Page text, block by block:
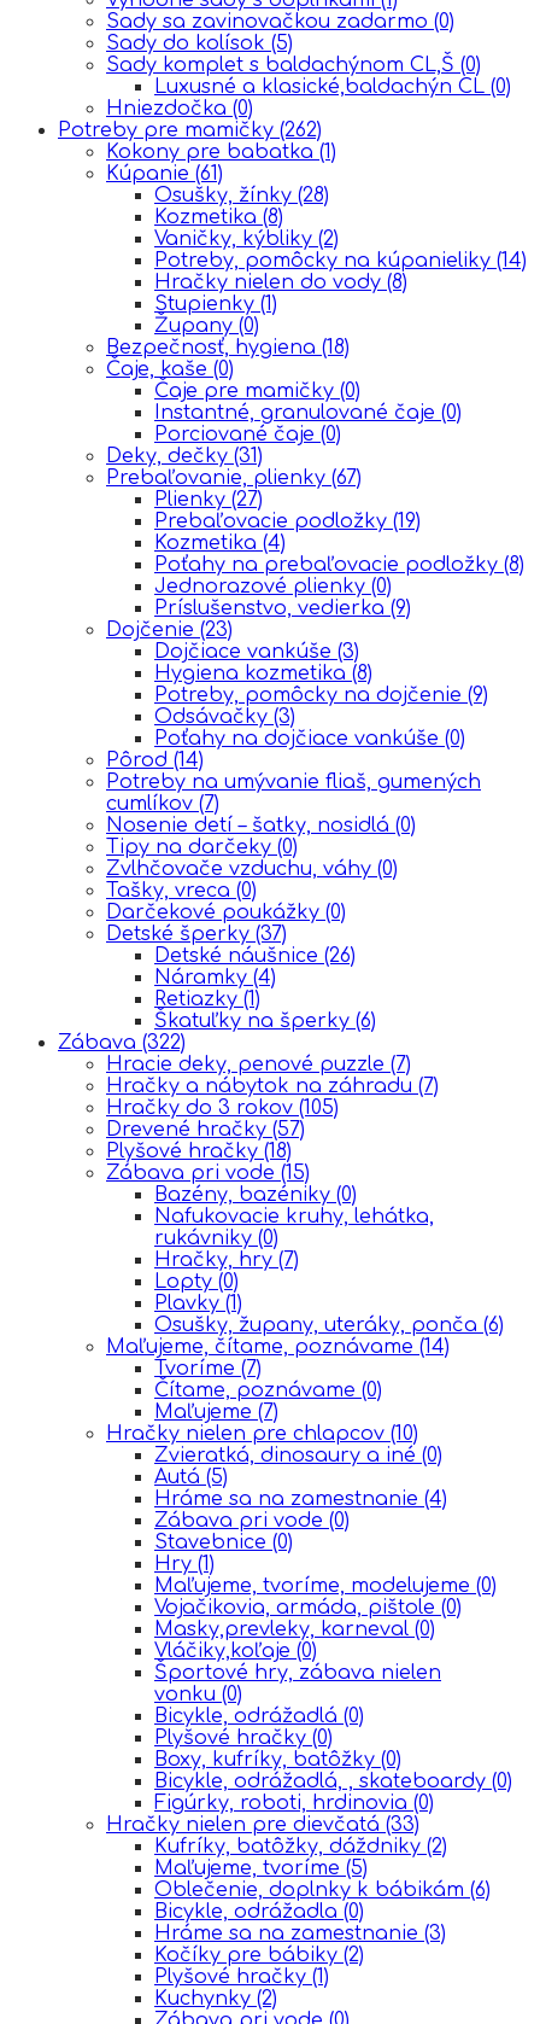
Sady sa zavinovačkou zadarmo (0)
Sady do kolísok (5)
Sady komplet s baldachýnom CL,Š (0)
Luxusné a klasické,baldachýn CL (0)
Hniezdočka (0)
Potreby pre mamičky (262)
Kokony pre babatka (1)
Kúpanie (61)
Osušky, žínky (28)
Kozmetika (8)
Vaničky, kýbliky (2)
Potreby, pomôcky na kúpanieliky (14)
Hračky nielen do vody (8)
Stupienky (1)
Župany (0)
Bezpečnosť, hygiena (18)
Čaje, kaše (0)
Čaje pre mamičky (0)
Instantné, granulované čaje (0)
Porciované čaje (0)
Deky, dečky (31)
Prebaľovanie, plienky (67)
Plienky (27)
Prebaľovacie podložky (19)
Kozmetika (4)
Poťahy na prebaľovacie podložky (8)
Jednorazové plienky (0)
Príslušenstvo, vedierka (9)
Dojčenie (23)
Dojčiace vankúše (3)
Hygiena kozmetika (8)
Potreby, pomôcky na dojčenie (9)
Odsávačky (3)
Poťahy na dojčiace vankúše (0)
Pôrod (14)
Potreby na umývanie fliaš, gumených
cumlíkov (7)
Nosenie detí – šatky, nosidlá (0)
Tipy na darčeky (0)
Zvlhčovače vzduchu, váhy (0)
Tašky, vreca (0)
Darčekové poukážky (0)
Detské šperky (37)
Detské náušnice (26)
Náramky (4)
Retiazky (1)
Škatuľky na šperky (6)
Zábava (322)
Hracie deky, penové puzzle (7)
Hračky a nábytok na záhradu (7)
Hračky do 3 rokov (105)
Drevené hračky (57)
Plyšové hračky (18)
Zábava pri vode (15)
Bazény, bazéniky (0)
Nafukovacie kruhy, lehátka,
rukávniky (0)
Hračky, hry (7)
Lopty (0)
Plavky (1)
Osušky, župany, uteráky, ponča (6)
Maľujeme, čítame, poznávame (14)
Tvoríme (7)
Čítame, poznávame (0)
Maľujeme (7)
Hračky nielen pre chlapcov (10)
Zvieratká, dinosaury a iné (0)
Autá (5)
Hráme sa na zamestnanie (4)
Zábava pri vode (0)
Stavebnice (0)
Hry (1)
Maľujeme, tvoríme, modelujeme (0)
Vojačikovia, armáda, pištole (0)
Masky,prevleky, karneval (0)
Vláčiky,koľaje (0)
Športové hry, zábava nielen
vonku (0)
Bicykle, odrážadlá (0)
Plyšové hračky (0)
Boxy, kufríky, batôžky (0)
Bicykle, odrážadlá, , skateboardy (0)
Figúrky, roboti, hrdinovia (0)
Hračky nielen pre dievčatá (33)
Kufríky, batôžky, dáždniky (2)
Maľujeme, tvoríme (5)
Oblečenie, doplnky k bábikám (6)
Bicykle, odrážadla (0)
Hráme sa na zamestnanie (3)
Kočíky pre bábiky (2)
Plyšové hračky (1)
Kuchynky (2)